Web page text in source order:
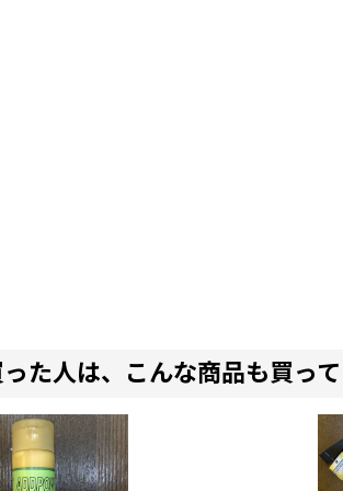
た人は、こんな商品も買っ